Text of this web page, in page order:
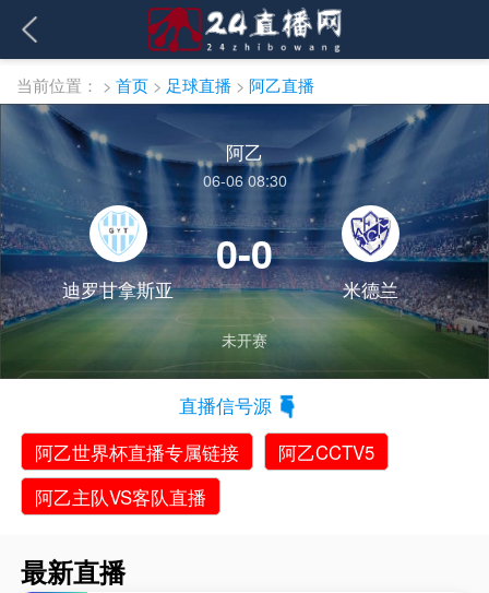
当前位置： > 首页 > 足球直播 > 阿乙直播
阿乙
06-06 08:30
迪罗甘拿斯亚
0-0
米德兰
未开赛
直播信号源
阿乙世界杯直播专属链接
阿乙CCTV5
阿乙主队VS客队直播
最新直播